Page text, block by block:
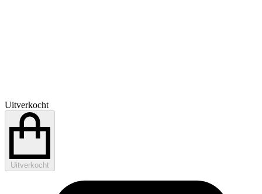
Uitverkocht
Uitverkocht